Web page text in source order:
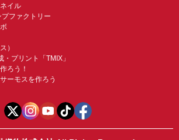
イル
ファクトリー
）
プリント「TMIX」
ろう！
ーモスを作ろう